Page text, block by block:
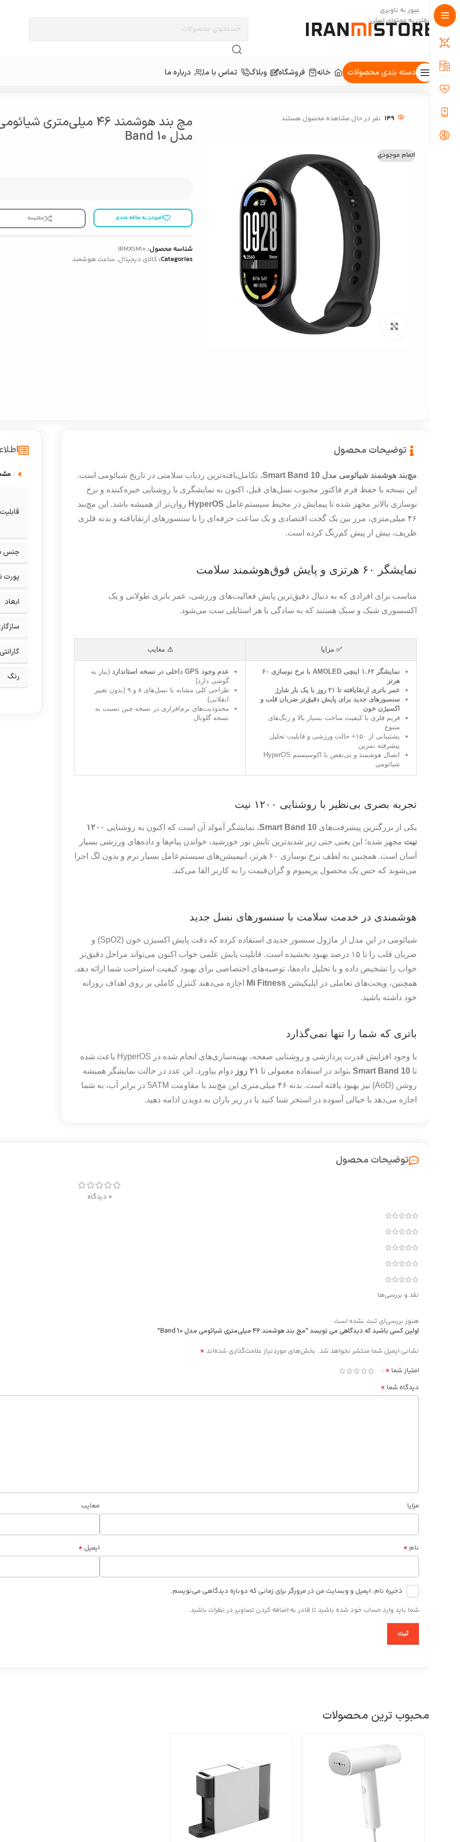
عبور به ناوبری
رفتن به محتوای اصلی
دسته بندی محصولات خانه فروشگاه وبلاگ تماس با ما درباره ما
خانه/کالای دیجیتال/ساعت هوشمند
149 نفر در حال مشاهده محصول هستند
اتمام موجودی
بزرگنمایی تصویر
مچ بند هوشمند 46 میلی‌متری
مدل Band 10
افزودن به علاقه مندی مقایسه
شناسه محصول: IRMXSM10
Categories: کالای دیجیتال, ساعت هوشمند
توضیحات محصول
مچ‌بند هوشمند شیائومی مدل Smart Band 10
، تکامل‌یافته‌ترین ردیاب سلامتی در تاریخ شیائومی است.
این نسخه با حفظ فرم فاکتور محبوب نسل‌های قبل، اکنون به نمایشگری با روشنایی خیره‌کننده و نرخ
نوسازی بالاتر مجهز شده تا پیمایش در محیط سیستم‌عامل HyperOS روان‌تر از همیشه باشد. این مچ‌بند
۴۶ میلی‌متری، مرز بین یک گجت اقتصادی و یک ساعت حرفه‌ای را با سنسورهای ارتقایافته و بدنه فلزی
ظریف، بیش از پیش کم‌رنگ کرده است.
نمایشگر ۶۰ هرتزی و پایش فوق‌هوشمند سلامت
مناسب برای افرادی که به دنبال دقیق‌ترین پایش فعالیت‌های ورزشی، عمر باتری طولانی و یک
اکسسوری شیک و سبک هستند که به سادگی با هر استایلی ست می‌شود.
✅ مزایا ⚠️ معایب
نمایشگر ۱.۶۲ اینچی AMOLED با نرخ نوسازی ۶۰
هرتز
عمر باتری ارتقایافته تا ۲۱ روز با یک بار شارژ
سنسورهای جدید برای پایش دقیق‌تر ضربان قلب و
اکسیژن خون
فریم فلزی با کیفیت ساخت بسیار بالا و رنگ‌های
متنوع
پشتیبانی از ۱۵۰+ حالت ورزشی و قابلیت تحلیل
پیشرفته تمرین
اتصال هوشمند و بی‌نقص با اکوسیستم HyperOS
شیائومی
عدم وجود GPS داخلی در نسخه استاندارد
(نیاز به
گوشی دارد)
طراحی کلی مشابه با نسل‌های ۸ و ۹ (بدون تغییر
انقلابی)
محدودیت‌های نرم‌افزاری در نسخه چین نسبت به
نسخه گلوبال
تجربه بصری بی‌نظیر با روشنایی ۱۲۰۰ نیت
یکی از بزرگترین پیشرفت‌های Smart Band 10، نمایشگر آمولد آن است که اکنون به روشنایی ۱۲۰۰
نیت مجهز شده؛ این یعنی حتی زیر شدیدترین تابش نور خورشید، خواندن پیام‌ها و داده‌های ورزشی بسیار
آسان است. همچنین به لطف نرخ نوسازی ۶۰ هرتز، انیمیشن‌های سیستم‌عامل بسیار نرم و بدون لگ اجرا
می‌شوند که حس یک محصول پریمیوم و گران‌قیمت را به کاربر القا می‌کند.
هوشمندی در خدمت سلامت با سنسورهای نسل جدید
شیائومی در این مدل از ماژول سنسور جدیدی استفاده کرده که دقت پایش اکسیژن خون (SpO2) و
ضربان قلب را تا ۱۵ درصد بهبود بخشیده است. قابلیت پایش علمی خواب اکنون می‌تواند مراحل دقیق‌تر
خواب را تشخیص داده و با تحلیل داده‌ها، توصیه‌های اختصاصی برای بهبود کیفیت استراحت شما ارائه دهد.
همچنین، ویجت‌های تعاملی در اپلیکیشن Mi Fitness
اجازه می‌دهند کنترل کاملی بر روی اهداف روزانه
خود داشته باشید.
باتری که شما را تنها نمی‌گذارد
با وجود افزایش قدرت پردازشی و روشنایی صفحه، بهینه‌سازی‌های انجام شده در HyperOS باعث شده
تا Smart Band 10 بتواند در استفاده معمولی تا ۲۱ روز
دوام بیاورد. این عدد در حالت نمایشگر همیشه
روشن (AoD) نیز بهبود یافته است. بدنه ۴۶ میلی‌متری این مچ‌بند با مقاومت 5ATM در برابر آب، به شما
اجازه می‌دهد با خیالی آسوده در استخر شنا کنید یا در زیر باران به دویدن ادامه دهید.
قابلیت
جنس
پورت
ابعاد
گارانتی
رنگ
توضیحات محصول
0 دیدگاه
نقد و بررسی‌ها
هنوز بررسی‌ای ثبت نشده است.
اولین کسی باشید که دیدگاهی می نویسد “مچ بند هوشمند 46 میلی‌متری شیائومی مدل Band 10”
نشانی ایمیل شما منتشر نخواهد شد. بخش‌های موردنیاز علامت‌گذاری شده‌اند *
امتیاز شما *
دیدگاه شما *
مزایا معایب
نام * ایمیل *
ذخیره نام، ایمیل و وبسایت من در مرورگر برای زمانی که دوباره دیدگاهی می‌نویسم.
شما باید وارد حساب خود شده باشید تا قادر به اضافه کردن تصاویر در نظرات باشید.
Alternative:
محبوب ترین محصولات